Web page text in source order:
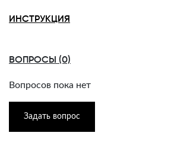
ИНСТРУКЦИЯ
ВОПРОСЫ (0)
Вопросов пока нет
Задать вопрос